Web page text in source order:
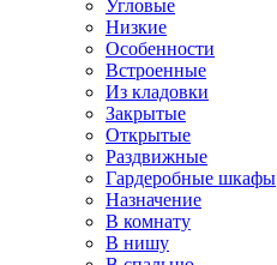
Угловые
Низкие
Особенности
Встроенные
Из кладовки
Закрытые
Открытые
Раздвижные
Гардеробные шкафы
Назначение
В комнату
В нишу